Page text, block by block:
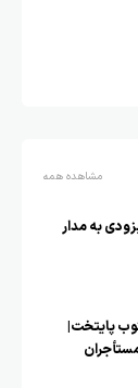
مشاهده همه
به مدار
جنوب پایتخت|